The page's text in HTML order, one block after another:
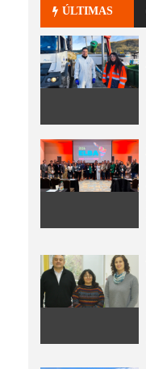
ÚLTIMAS